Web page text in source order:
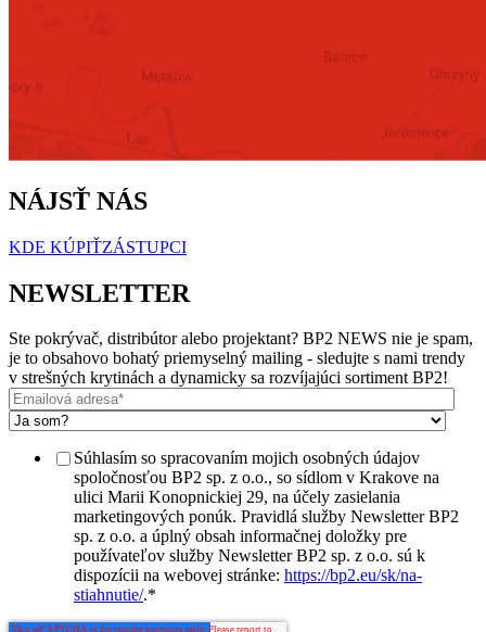
NÁJSŤ NÁS
KDE KÚPIŤZÁSTUPCI
NEWSLETTER
Ste pokrývač, distribútor alebo projektant? BP2 NEWS nie je spam,
je to obsahovo bohatý priemyselný mailing - sledujte s nami trendy
v strešných krytinách a dynamicky sa rozvíjajúci sortiment BP2!
Súhlasím so spracovaním mojich osobných údajov
spoločnosťou BP2 sp. z o.o., so sídlom v Krakove na
ulici Marii Konopnickiej 29, na účely zasielania
marketingových ponúk. Pravidlá služby Newsletter BP2
sp. z o.o. a úplný obsah informačnej doložky pre
používateľov služby Newsletter BP2 sp. z o.o. sú k
dispozícii na webovej stránke: https://bp2.eu/sk/na-
stiahnutie/.*